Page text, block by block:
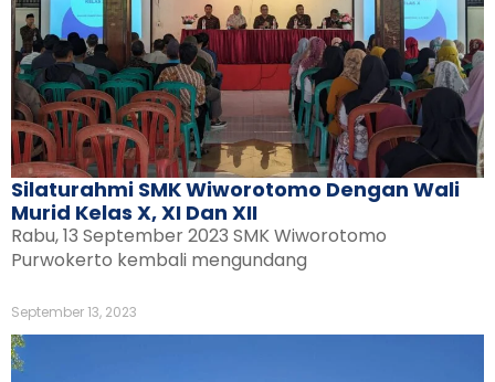
Silaturahmi SMK Wiworotomo Dengan Wali
Murid Kelas X, XI Dan XII
Rabu, 13 September 2023 SMK Wiworotomo
Purwokerto kembali mengundang
September 13, 2023